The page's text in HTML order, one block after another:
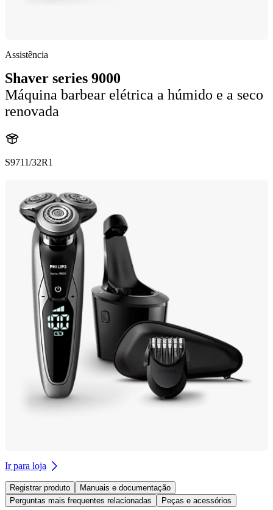
Assistência
Shaver series 9000
Máquina barbear elétrica a húmido e a seco
renovada
S9711/32R1
Ir para loja
Registrar produto
Manuais e documentação
Perguntas mais frequentes relacionadas
Peças e acessórios